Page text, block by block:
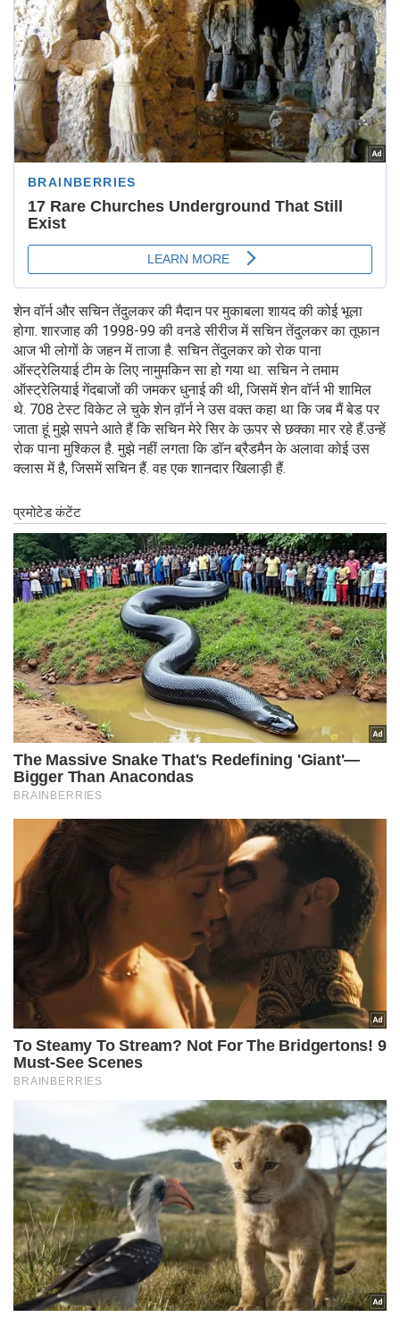
शेन वॉर्न और सचिन तेंदुलकर की मैदान पर मुकाबला शायद की कोई भूला
होगा. शारजाह की 1998-99 की वनडे सीरीज में सचिन तेंदुलकर का तूफान
आज भी लोगों के जहन में ताजा है. सचिन तेंदुलकर को रोक पाना
ऑस्ट्रेलियाई टीम के लिए नामुमकिन सा हो गया था. सचिन ने तमाम
ऑस्ट्रेलियाई गेंदबाजों की जमकर धुनाई की थी, जिसमें शेन वॉर्न भी शामिल
थे. 708 टेस्ट विकेट ले चुके शेन व़ॉर्न ने उस वक्त कहा था कि जब मैं बेड पर
जाता हूं मुझे सपने आते हैं कि सचिन मेरे सिर के ऊपर से छक्का मार रहे हैं.उन्हें
रोक पाना मुश्किल है. मुझे नहीं लगता कि डॉन ब्रैडमैन के अलावा कोई उस
क्लास में है, जिसमें सचिन हैं. वह एक शानदार खिलाड़ी हैं.